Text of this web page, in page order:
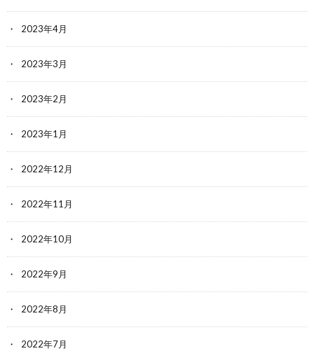
2023年4月
2023年3月
2023年2月
2023年1月
2022年12月
2022年11月
2022年10月
2022年9月
2022年8月
2022年7月